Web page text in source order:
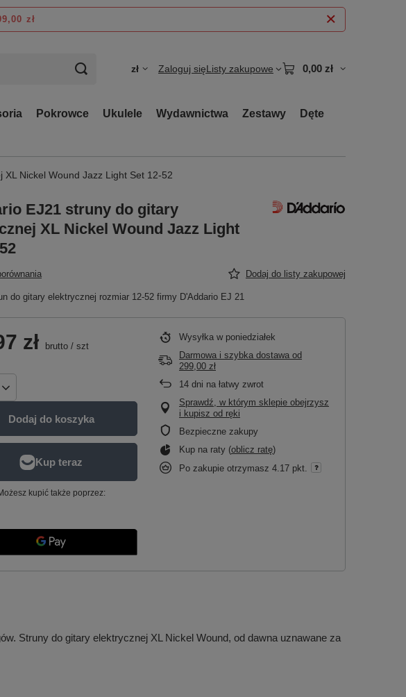
zł
zł Zaloguj sięListy zakupowe 0,00 zł
Pokrowce Ukulele Wydawnictwa Zestawy
Dęte
Nickel Wound Jazz Light Set 12-52
EJ21 struny do gitary
XL Nickel Wound Jazz Light
Dodaj do listy zakupowej
do gitary elektrycznej rozmiar 12-52 firmy D'Addario EJ 21
zł brutto / szt
Dodaj do koszyka
kupić także poprzez:
Wysyłka w poniedziałek
Darmowa i szybka dostawa od
299,00 zł
14 dni na łatwy zwrot
Sprawdź, w którym sklepie obejrzysz
i kupisz od ręki
Bezpieczne zakupy
Kup na raty (oblicz ratę)
Po zakupie otrzymasz 4.17 pkt.
Struny do gitary elektrycznej XL Nickel Wound, od dawna uznawane za